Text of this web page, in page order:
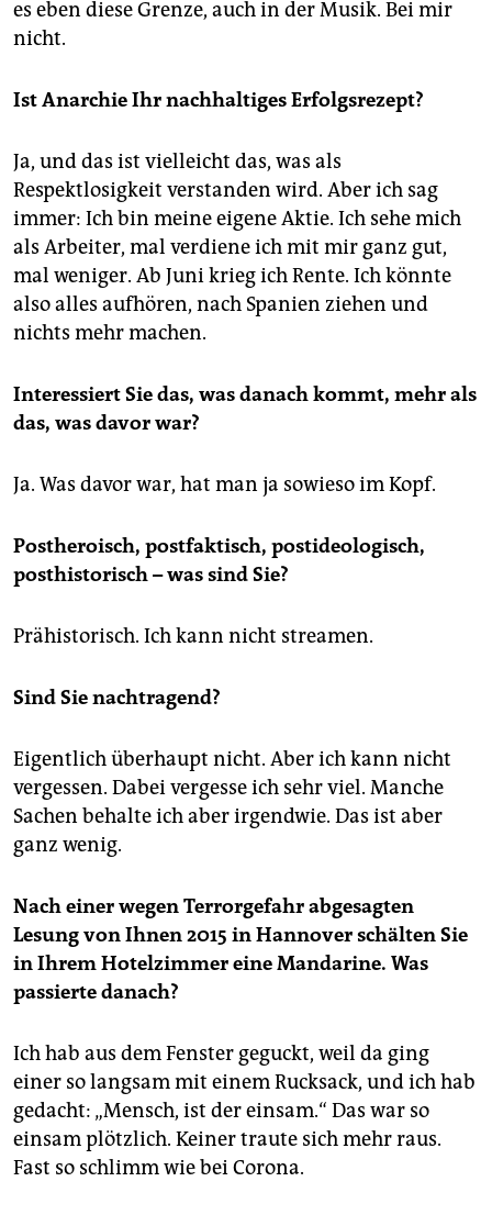
es eben diese Grenze, auch in der Musik. Bei mir
nicht.
Ist Anarchie Ihr nachhaltiges Erfolgsrezept?
Ja, und das ist vielleicht das, was als
Respektlosigkeit verstanden wird. Aber ich sag
immer: Ich bin meine eigene Aktie. Ich sehe mich
als Arbeiter, mal verdiene ich mit mir ganz gut,
mal weniger. Ab Juni krieg ich Rente. Ich könnte
also alles aufhören, nach Spanien ziehen und
nichts mehr machen.
Interessiert Sie das, was danach kommt, mehr als
das, was davor war?
Ja. Was davor war, hat man ja sowieso im Kopf.
Postheroisch, postfaktisch, postideologisch,
posthistorisch – was sind Sie?
Prähistorisch. Ich kann nicht streamen.
Sind Sie nachtragend?
Eigentlich überhaupt nicht. Aber ich kann nicht
vergessen. Dabei vergesse ich sehr viel. Manche
Sachen behalte ich aber irgendwie. Das ist aber
ganz wenig.
Nach einer wegen Terrorgefahr abgesagten
Lesung von Ihnen 2015 in Hannover schälten Sie
in Ihrem Hotelzimmer eine Mandarine. Was
passierte danach?
Ich hab aus dem Fenster geguckt, weil da ging
einer so langsam mit einem Rucksack, und ich hab
gedacht: „Mensch, ist der einsam.“ Das war so
einsam plötzlich. Keiner traute sich mehr raus.
Fast so schlimm wie bei Corona.